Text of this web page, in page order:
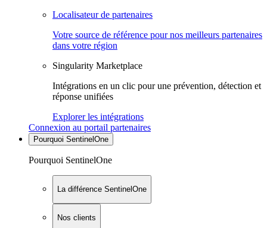
Localisateur de partenaires
Votre source de référence pour nos meilleurs partenaires
dans votre région
Singularity Marketplace
Intégrations en un clic pour une prévention, détection et
réponse unifiées
Explorer les intégrations
Connexion au portail partenaires
Pourquoi SentinelOne
Pourquoi SentinelOne
La différence SentinelOne
Nos clients